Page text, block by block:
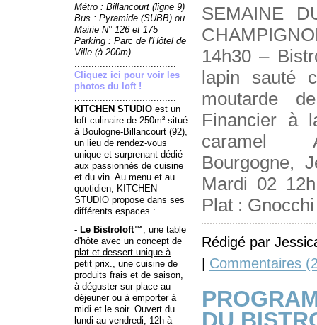
Métro : Billancourt (ligne 9)
Bus : Pyramide (SUBB) ou
Mairie N° 126 et 175
Parking : Parc de l'Hôtel de
Ville (à 200m)
....................................
Cliquez ici pour voir les
photos du loft !
....................................
KITCHEN STUDIO est un
loft culinaire de 250m² situé
à Boulogne-Billancourt (92),
un lieu de rendez-vous
unique et surprenant dédié
aux passionnés de cuisine
et du vin. Au menu et au
quotidien, KITCHEN
STUDIO propose dans ses
différents espaces :
- Le Bistroloft™, une table
d'hôte avec un concept de
plat et dessert unique à
petit prix., une cuisine de
produits frais et de saison,
à déguster sur place au
déjeuner ou à emporter à
midi et le soir. Ouvert du
lundi au vendredi, 12h à
SEMAINE
14h30 –
lapin sauté
moutarde
Financier à
Bourgogne,
Mardi 02
Plat :
Rédigé par
| Commentaires